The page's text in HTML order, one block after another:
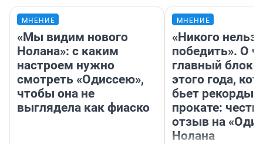
МНЕНИЕ
«Мы видим нового
Нолана»: с каким
настроем нужно
смотреть «Одиссею»,
чтобы она не
выглядела как фиаско
МНЕНИЕ
«Никого нельзя
победить». О
главный
этого года,
бьет рекорды в
прокате:
отзыв на
Нолана